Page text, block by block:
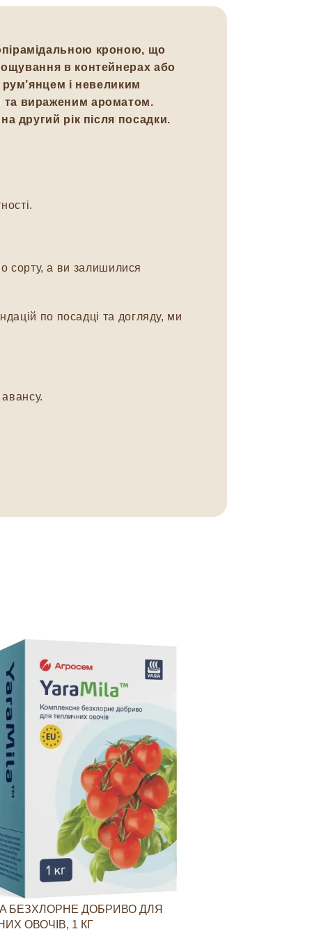
кроною, що
в контейнерах або
і невеликим
та вираженим ароматом.
другий рік після посадки.
сорту, а ви залишилися
по посадці та догляду, ми
БЕЗХЛОРНЕ ДОБРИВО ДЛЯ
ОВОЧІВ, 1 КГ